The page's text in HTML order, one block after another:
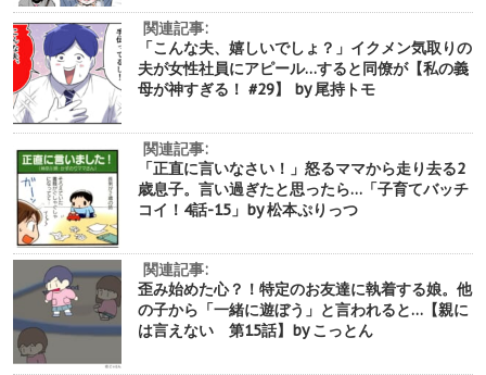
関連記事:
「こんな夫、嬉しいでしょ？」イクメン気取りの
夫が女性社員にアピール…すると同僚が【私の義
母が神すぎる！ #29】 by 尾持トモ
関連記事:
「正直に言いなさい！」怒るママから走り去る2
歳息子。言い過ぎたと思ったら…「子育てバッチ
コイ！4話-15」by 松本ぷりっつ
関連記事:
歪み始めた心？！特定のお友達に執着する娘。他
の子から「一緒に遊ぼう」と言われると…【親に
は言えない 第15話】by こっとん